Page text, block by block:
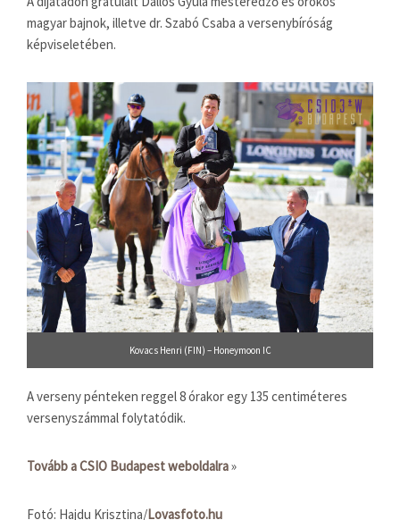
magyar bajnok, illetve dr. Szabó Csaba a versenybíróság
képviseletében.
Kovacs Henri (FIN) – Honeymoon IC
A verseny pénteken reggel 8 órakor egy 135 centiméteres
versenyszámmal folytatódik.
Tovább a CSIO Budapest weboldalra»
Fotó: Hajdu Krisztina/Lovasfoto.hu